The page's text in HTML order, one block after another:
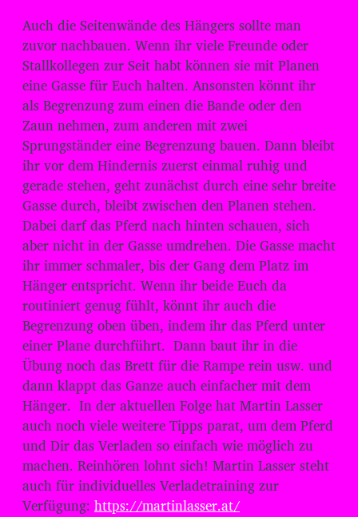
Auch die Seitenwände des Hängers sollte man
zuvor nachbauen. Wenn ihr viele Freunde oder
Stallkollegen zur Seit habt können sie mit Planen
eine Gasse für Euch halten. Ansonsten könnt ihr
als Begrenzung zum einen die Bande oder den
Zaun nehmen, zum anderen mit zwei
Sprungständer eine Begrenzung bauen. Dann bleibt
ihr vor dem Hindernis zuerst einmal ruhig und
gerade stehen, geht zunächst durch eine sehr breite
Gasse durch, bleibt zwischen den Planen stehen.
Dabei darf das Pferd nach hinten schauen, sich
aber nicht in der Gasse umdrehen. Die Gasse macht
ihr immer schmaler, bis der Gang dem Platz im
Hänger entspricht. Wenn ihr beide Euch da
routiniert genug fühlt, könnt ihr auch die
Begrenzung oben üben, indem ihr das Pferd unter
einer Plane durchführt. Dann baut ihr in die
Übung noch das Brett für die Rampe rein usw. und
dann klappt das Ganze auch einfacher mit dem
Hänger. In der aktuellen Folge hat Martin Lasser
auch noch viele weitere Tipps parat, um dem Pferd
und Dir das Verladen so einfach wie möglich zu
machen. Reinhören lohnt sich! Martin Lasser steht
auch für individuelles Verladetraining zur
Verfügung: https://martinlasser.at/